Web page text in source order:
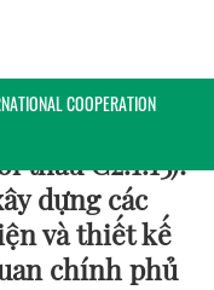
COOPERATION
TẾ
thầu C2.1.13):
dựng các
và thiết kế
chính phủ